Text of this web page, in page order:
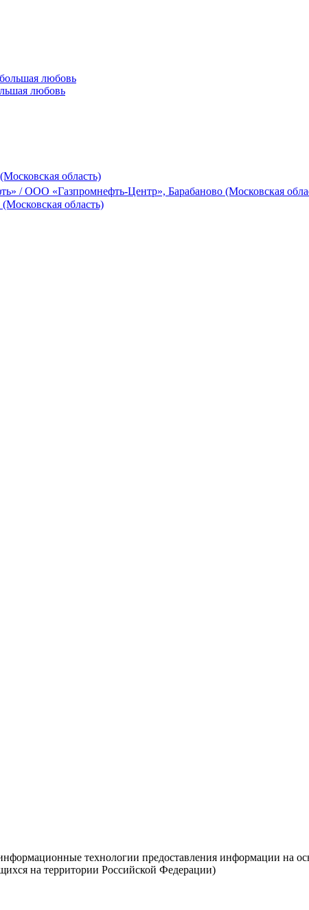
любовь
область)
/ ООО «Газпромнефть-Центр», Барабаново (Московская
область)
технологии предоставления информации на
на территории Российской Федерации)